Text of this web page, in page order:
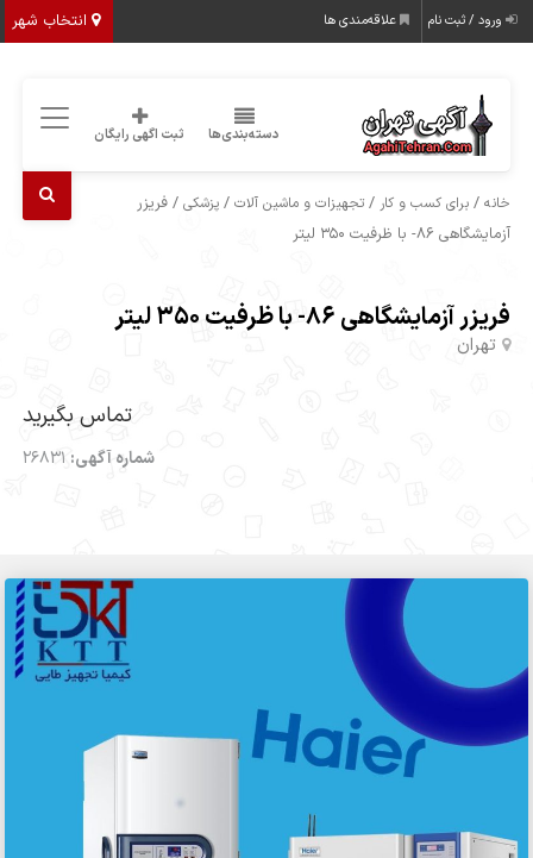
انتخاب شهر ورود / ثبت نام علاقه‌مندی ها
دسته‌بندی‌ها ثبت اگهی رایگان
خانه /برای کسب و کار /تجهیزات و ماشین آلات /پزشکی / فریزر
آزمایشگاهی 86- با ظرفیت 350 لیتر
فریزر آزمایشگاهی 86- با ظرفیت 350 لیتر
تهران
تماس بگیرید
شماره آگهی: 26831